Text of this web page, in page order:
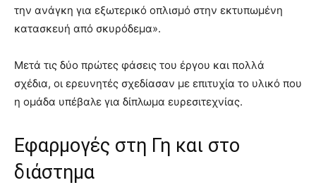
την ανάγκη για εξωτερικό οπλισμό στην εκτυπωμένη
κατασκευή από σκυρόδεμα».
Μετά τις δύο πρώτες φάσεις του έργου και πολλά
σχέδια, οι ερευνητές σχεδίασαν με επιτυχία το υλικό που
η ομάδα υπέβαλε για δίπλωμα ευρεσιτεχνίας.
Εφαρμογές στη Γη και στο
διάστημα